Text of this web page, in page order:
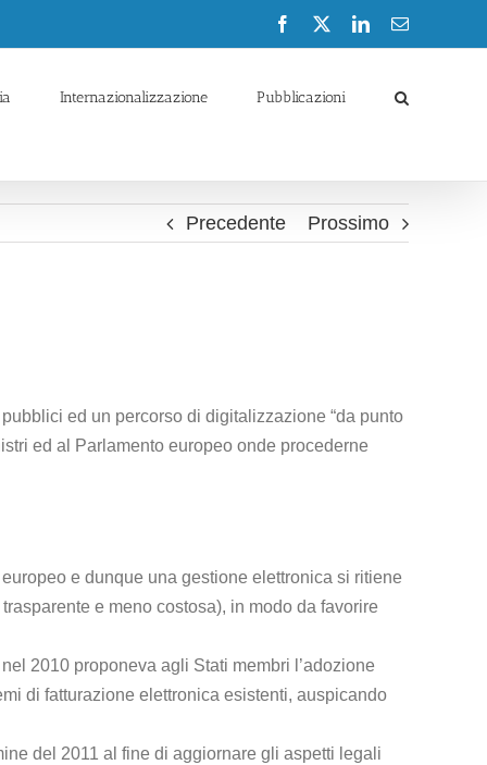
Facebook LinkedInEmail
Internazionalizzazione Pubblicazioni
Precedente Prossimo
ed un percorso di digitalizzazione “da punto
ed al Parlamento europeo onde procederne
e dunque una gestione elettronica si ritiene
e meno costosa), in modo da favorire
2010 proponeva agli Stati membri l’adozione
di fatturazione elettronica esistenti, auspicando
del 2011 al fine di aggiornare gli aspetti legali